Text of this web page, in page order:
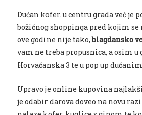
Dućan kofer. ucentrugradaveć je
božićnog shoppinga pred kojim
ove godine nije tako,blagdansko
vam ne treba propusnica, a osim
Horvaćanska 3 te u pop up
Upravo je online kupovina
je odabir darova doveo na novu